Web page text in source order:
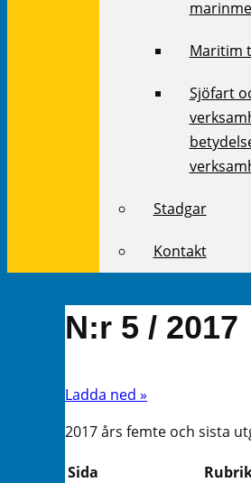
Maritim
Sjöfart
Stadgar
Kontakt
N:r 5 / 2017
Ladda ned »
2017 års femte och sista
Sida